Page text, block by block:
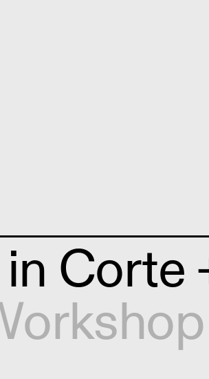
Corte